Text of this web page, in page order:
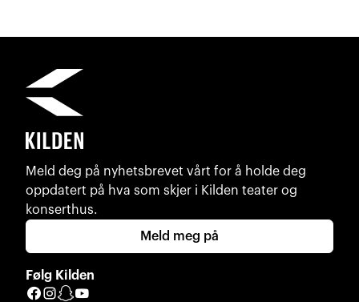
Meld deg på nyhetsbrevet vårt for å holde deg
oppdatert på hva som skjer i Kilden teater og
konserthus.
Meld meg på
Følg Kilden
Facebook
Instagram
Snapchat